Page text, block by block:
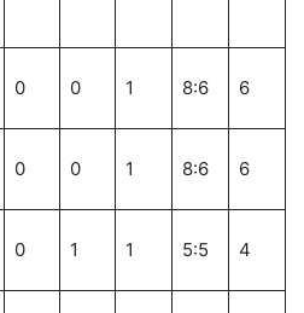
0 0 1 8:6 6
0 0 1 8:6 6
0 1 1 5:5 4